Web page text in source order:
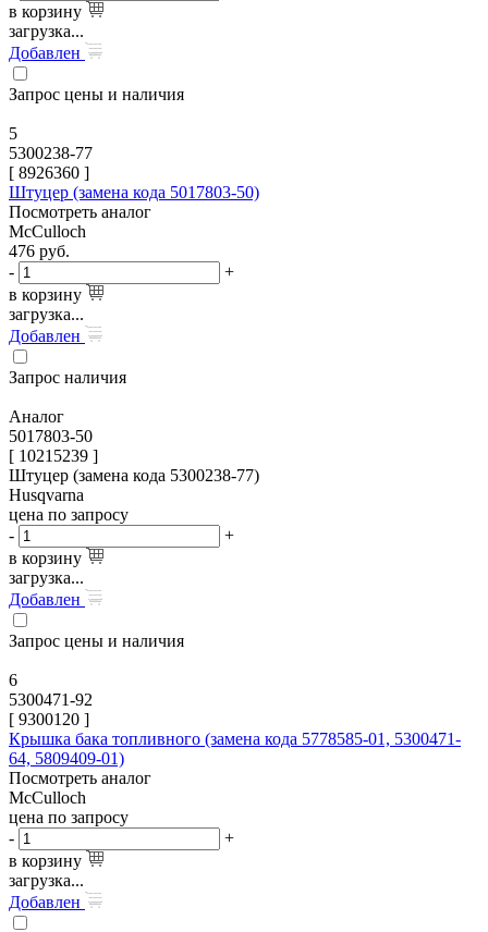
в корзину
загрузка...
Добавлен
Запрос цены и наличия
5
5300238-77
[ 8926360 ]
Штуцер (замена кода 5017803-50)
Посмотреть аналог
McCulloch
476 руб.
-
+
в корзину
загрузка...
Добавлен
Запрос наличия
Аналог
5017803-50
[ 10215239 ]
Штуцер (замена кода 5300238-77)
Husqvarna
цена по запросу
-
+
в корзину
загрузка...
Добавлен
Запрос цены и наличия
6
5300471-92
[ 9300120 ]
Крышка бака топливного (замена кода 5778585-01, 5300471-
64, 5809409-01)
Посмотреть аналог
McCulloch
цена по запросу
-
+
в корзину
загрузка...
Добавлен